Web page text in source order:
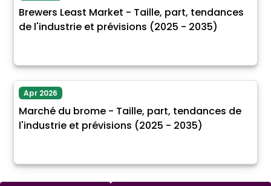
Brewers Least Market - Taille, part, tendances
de l'industrie et prévisions (2025 - 2035)
Apr 2026
Marché du brome - Taille, part, tendances de
l'industrie et prévisions (2025 - 2035)